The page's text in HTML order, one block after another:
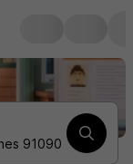
91090